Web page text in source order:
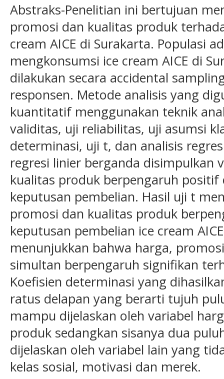
Abstraks-Penelitian ini bertujuan
promosi dan kualitas produk
cream AICE di Surakarta. Populasi
mengkonsumsi ice cream AICE di
dilakukan secara accidental
responsen. Metode analisis yang
kuantitatif menggunakan teknik
validitas, uji reliabilitas, uji asumsi
determinasi, uji t, dan analisis
regresi linier berganda disimpulkan
kualitas produk berpengaruh
keputusan pembelian. Hasil uji t
promosi dan kualitas produk
keputusan pembelian ice cream
menunjukkan bahwa harga,
simultan berpengaruh signifikan
Koefisien determinasi yang
ratus delapan yang berarti tujuh
mampu dijelaskan oleh variabel
produk sedangkan sisanya dua
dijelaskan oleh variabel lain yang
kelas sosial, motivasi dan merek.